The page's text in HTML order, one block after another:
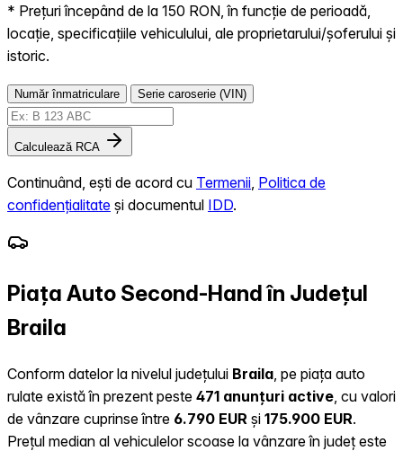
* Prețuri începând de la 150 RON, în funcție de perioadă,
locație, specificațiile vehiculului, ale proprietarului/șoferului și
istoric.
Număr înmatriculare Serie caroserie (VIN)
Calculează RCA
Continuând, ești de acord cu Termenii Politica de
confidențialitate și documentul IDD.
Piața Auto Second-Hand în Județul
Braila
Conform datelor la nivelul județului Braila , pe piața auto
rulate există în prezent peste 471 anunțuri active , cu valori
de vânzare cuprinse între 6.790 EUR și 175.900 EUR.
Prețul median al vehiculelor scoase la vânzare în județ este